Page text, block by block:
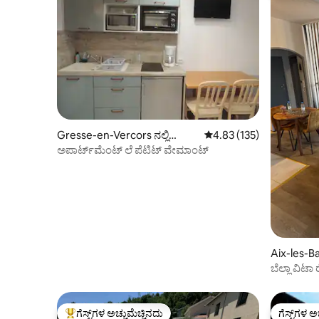
Gresse-en-Vercors ನಲ್ಲಿ
ಕಾಂಡೋ
5 ರಲ್ಲಿ 4.83 ಸರಾಸರಿ
4.83 (135)
ಅಪಾರ್ಟ್‌ಮೆಂಟ್ ಲೆ ಪೆಟಿಟ್ ವೇಮಾಂಟ್
Aix-les-
ಬೆಲ್ಲಾ
ಗೆಸ್ಟ್‌ಗಳ ಅಚ್ಚುಮೆಚ್ಚಿನದು ಗೆಸ್ಟ್‌ಗಳ